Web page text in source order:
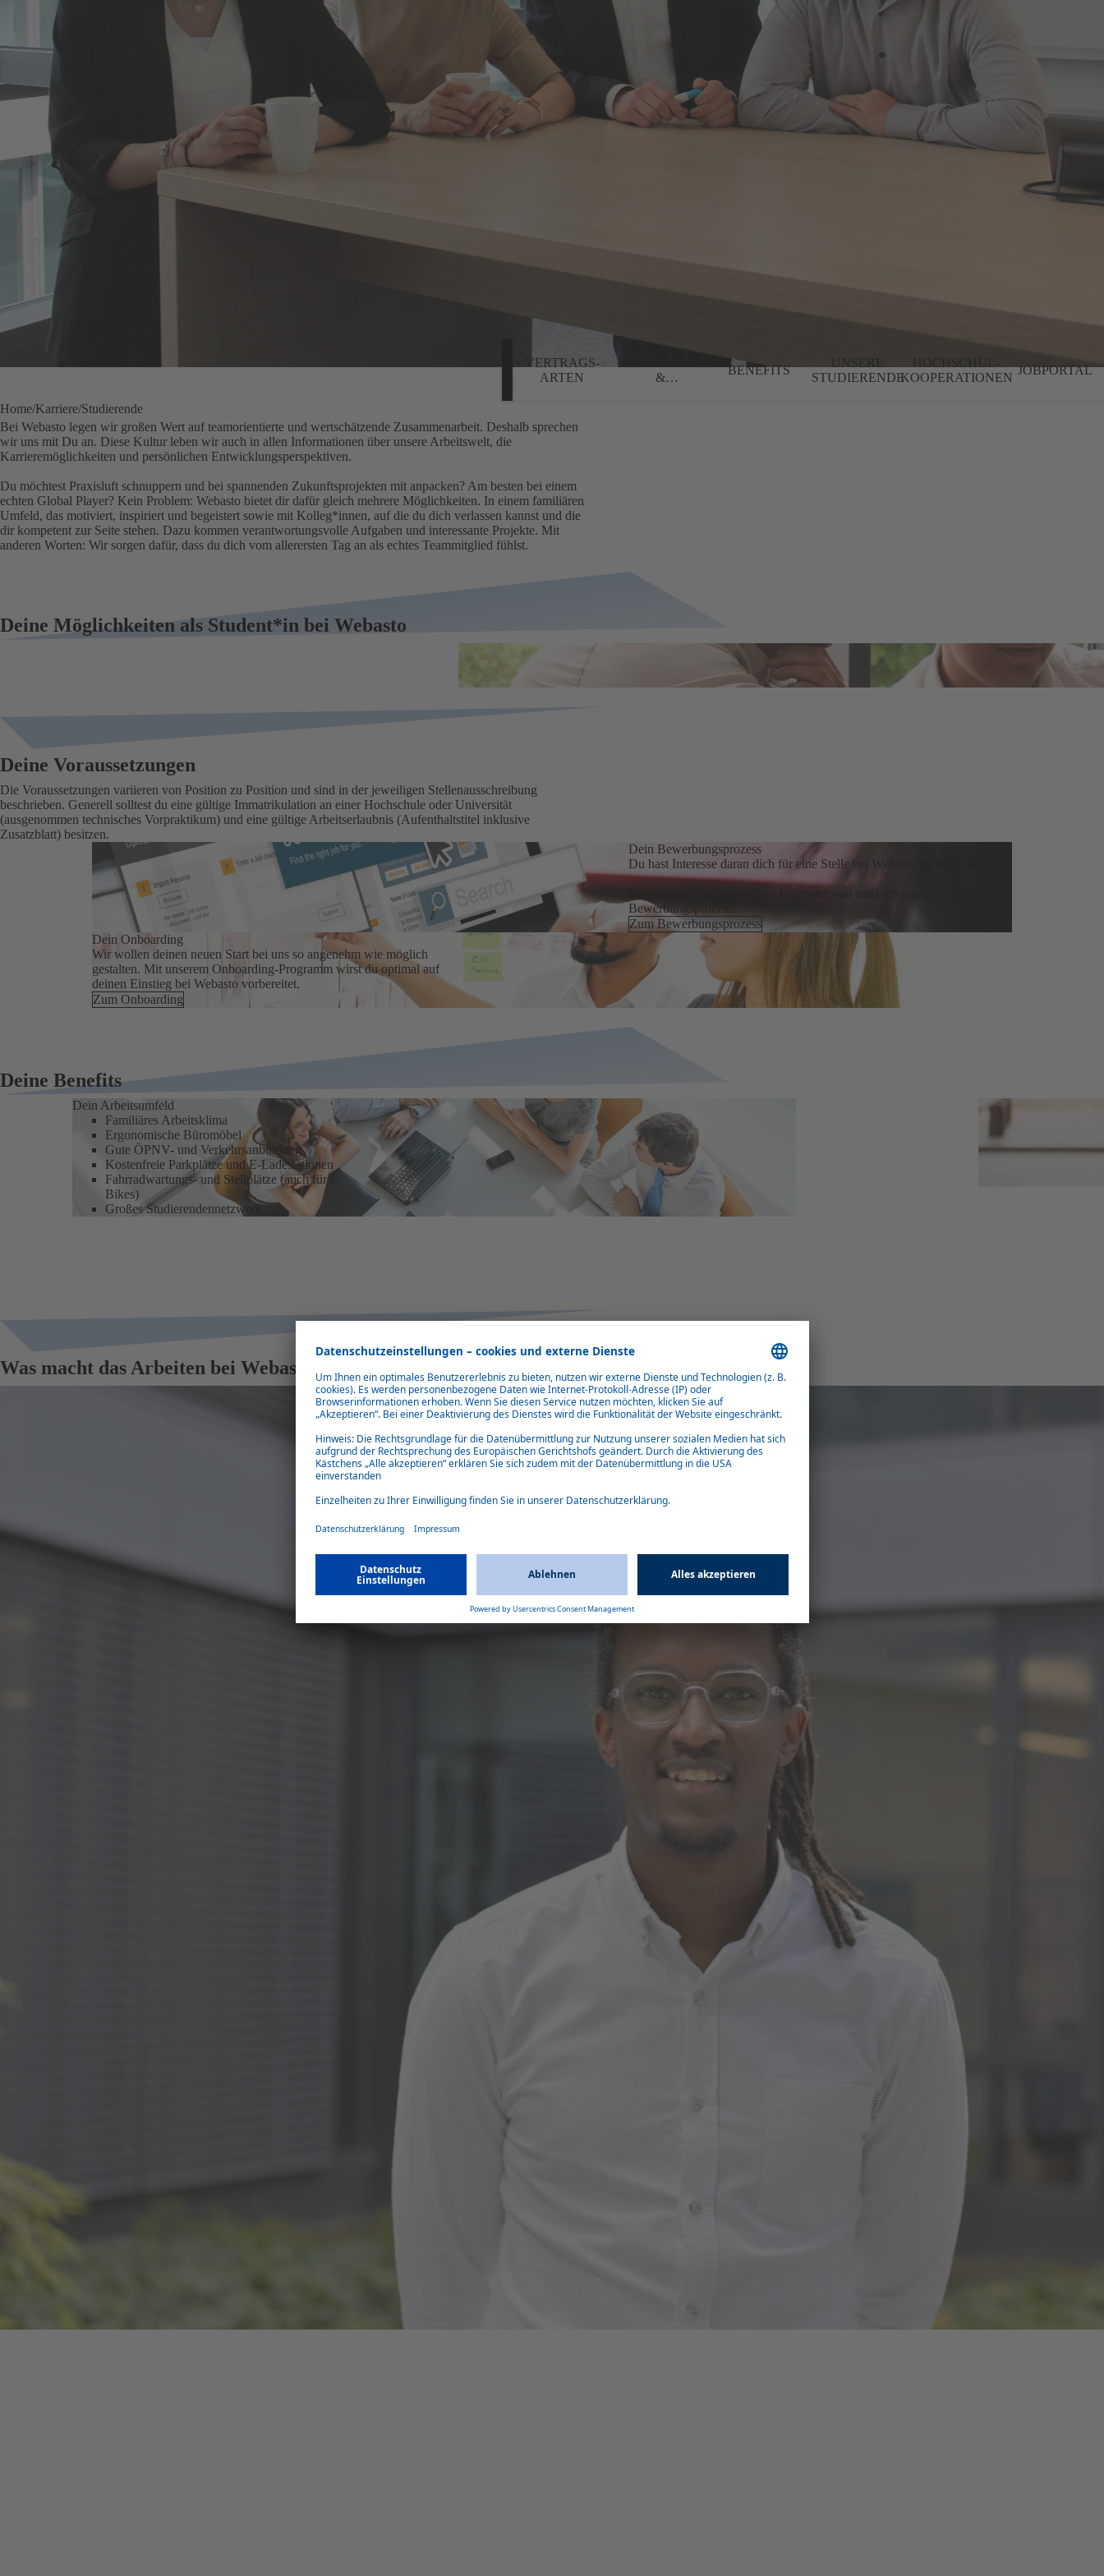
VERTRAGS-
ARTEN
&
BENEFITS
UNSERE
STUDIERENDEKOOPERATIONEN
JOBPORTAL
Home Karriere Studierende
Bei Webasto legen wir großen Wert auf teamorientierte und wertschätzende Zusammenarbeit. Deshalb sprechen
wir uns mit Du an. Diese Kultur leben wir auch in allen Informationen über unsere Arbeitswelt, die
Karrieremöglichkeiten und persönlichen Entwicklungsperspektiven.
Du möchtest Praxisluft schnuppern und bei spannenden Zukunftsprojekten mit anpacken? Am besten bei einem
echten Global Player? Kein Problem: Webasto bietet dir dafür gleich mehrere Möglichkeiten. In einem familiären
Umfeld, das motiviert, inspiriert und begeistert sowie mit Kolleg*innen, auf die du dich verlassen kannst und die
dir kompetent zur Seite stehen. Dazu kommen verantwortungsvolle Aufgaben und interessante Projekte. Mit
anderen Worten: Wir sorgen dafür, dass du dich vom allerersten Tag an als echtes Teammitglied fühlst.
Deine Möglichkeiten als Student*in bei Webasto
Deine Voraussetzungen
Die Voraussetzungen variieren von Position zu Position und sind in der jeweiligen Stellenausschreibung
beschrieben. Generell solltest du eine gültige Immatrikulation an einer Hochschule oder Universität
(ausgenommen technisches Vorpraktikum) und eine gültige Arbeitserlaubnis (Aufenthaltstitel inklusive
Zusatzblatt) besitzen.
Dein Bewerbungsprozess
Du hast Interesse daran dich für eine Stelle bei Webasto zu bewerben?
Dann findest du hier weitere Informationen rund um unseren
Bewerbungsprozess!
Zum Bewerbungsprozess
Dein Onboarding
Wir wollen deinen neuen Start bei uns so angenehm wie möglich
gestalten. Mit unserem Onboarding-Programm wirst du optimal auf
deinen Einstieg bei Webasto vorbereitet.
Zum Onboarding
Deine Benefits
Dein Arbeitsumfeld
Familiäres Arbeitsklima
Ergonomische Büromöbel
Gute ÖPNV- und Verkehrsanbindung
Kostenfreie Parkplätze und E-Ladestationen
Fahrradwartungs- und Stellplätze (auch für e-
Bikes)
Großes Studierendennetzwerk
Was macht das Arbeiten bei Webasto als Student*in so besonders?